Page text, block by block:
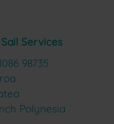
Services
98735
Polynesia